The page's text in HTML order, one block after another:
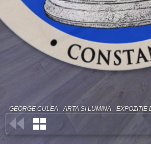
GEORGE CULEA - ARTA SI LUMINA -